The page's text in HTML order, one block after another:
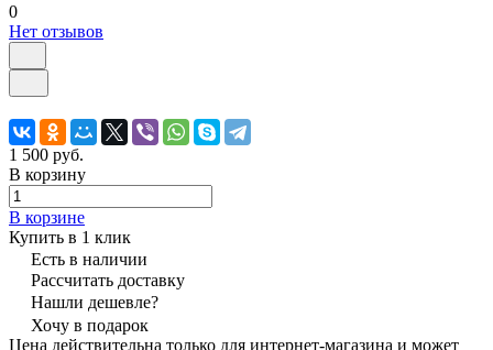
0
Нет отзывов
1 500 руб.
В корзину
В корзине
Купить в 1 клик
Есть в наличии
Рассчитать доставку
Нашли дешевле?
Хочу в подарок
Цена действительна только для интернет-магазина и может